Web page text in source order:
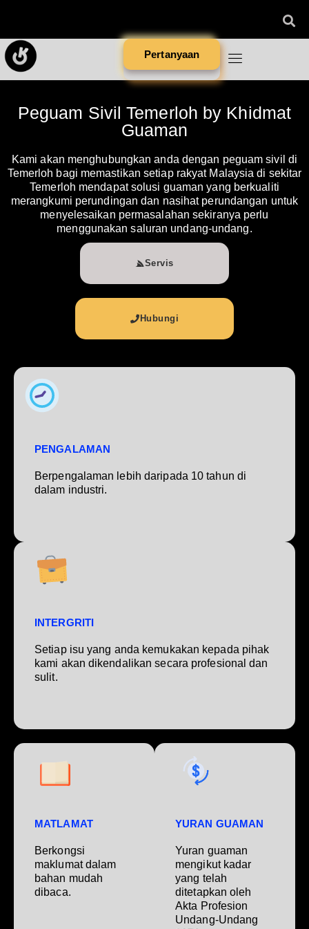
Pertanyaan
Peguam Sivil Temerloh by Khidmat
Guaman
Kami akan menghubungkan anda dengan peguam sivil di
Temerloh bagi memastikan setiap rakyat Malaysia di sekitar
Temerloh mendapat solusi guaman yang berkualiti
merangkumi perundingan dan nasihat perundangan untuk
menyelesaikan permasalahan sekiranya perlu
menggunakan saluran undang-undang.
Servis
Hubungi
PENGALAMAN
Berpengalaman lebih daripada 10 tahun di
dalam industri.
INTERGRITI
Setiap isu yang anda kemukakan kepada pihak
kami akan dikendalikan secara profesional dan
sulit.
MATLAMAT
Berkongsi
maklumat dalam
bahan mudah
dibaca.
YURAN GUAMAN
Yuran guaman
mengikut kadar
yang telah
ditetapkan oleh
Akta Profesion
Undang-Undang